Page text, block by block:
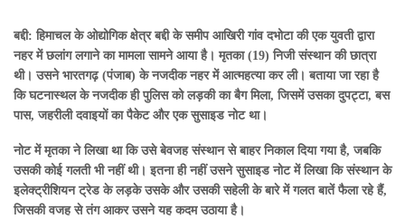
बद्दी: हिमाचल के ओद्योगिक क्षेत्र बद्दी के समीप आखिरी गांव दभोटा की एक युवती द्वारा
नहर में छलांग लगाने का मामला सामने आया है। मृतका (19) निजी संस्थान की छात्रा
थी। उसने भारतगढ़ (पंजाब) के नजदीक नहर में आत्महत्या कर ली। बताया जा रहा है
कि घटनास्थल के नजदीक ही पुलिस को लड़की का बैग मिला, जिसमें उसका दुपट्टा, बस
पास, जहरीली दवाइयों का पैकेट और एक सुसाइड नोट था।
नोट में मृतका ने लिखा था कि उसे बेवजह संस्थान से बाहर निकाल दिया गया है, जबकि
उसकी कोई गलती भी नहीं थी। इतना ही नहीं उसने सुसाइड नोट में लिखा कि संस्थान के
इलेक्ट्रीशियन ट्रेड के लड़के उसके और उसकी सहेली के बारे में गलत बातें फैला रहे हैं,
जिसकी वजह से तंग आकर उसने यह कदम उठाया है।